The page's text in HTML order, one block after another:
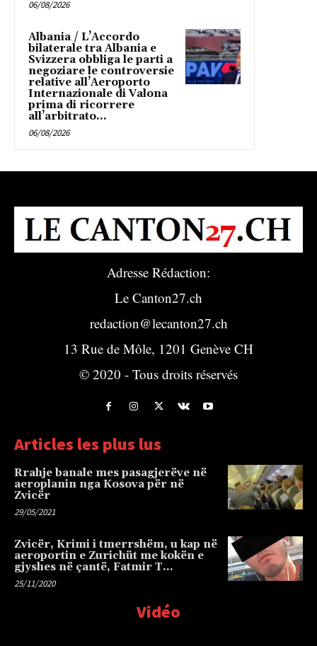
06/08/2026
Albania / L’Accordo
bilaterale tra Albania e
Svizzera obbliga le parti a
negoziare le controversie
relative all’Aeroporto
Internazionale di Valona
prima di ricorrere
all’arbitrato...
06/08/2026
Adresse Rédaction:
Le Canton27.ch
redaction@lecanton27.ch
13 Rue de Môle, 1201 Genève CH
© 2020 - Tous droits réservés
Articles les plus lus
Rrahje banale mes pasagjerëve në
aeroplanin nga Kosova për në
Zvicër
29/05/2021
Zvicër, Krimi i tmerrshëm, u kap në
aeroportin e Zurichüt me kokën e
gjyshes në çantë, Fatmir T…
25/11/2020
Vidéo